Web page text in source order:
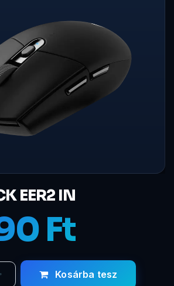
EER2 IN
Ft
Kosárba tesz